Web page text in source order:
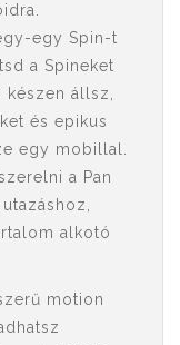
egy Spin-t
a Spineket
állsz,
és epikus
egy mobillal.
a Pan
alkotó
motion